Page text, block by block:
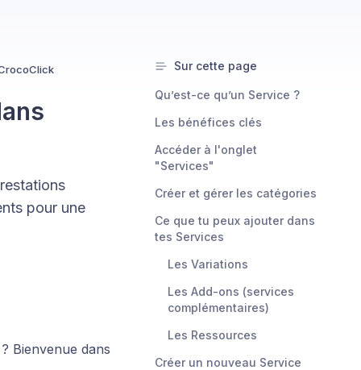
pour une
Bienvenue dans
Sur cette page
Qu’est-ce qu’un Service ?
Les bénéfices clés
Accéder à l'onglet
"Services"
Créer et gérer les catégories
Ce que tu peux ajouter dans
tes Services
Les Variations
Les Add-ons (services
complémentaires)
Les Ressources
Créer un nouveau Service